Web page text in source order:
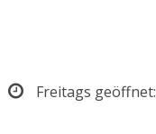
Freitags geöffnet: